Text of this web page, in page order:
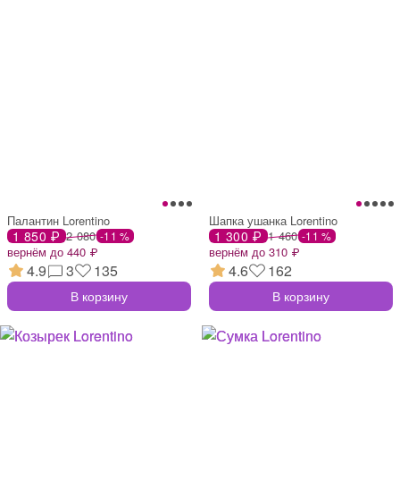
Палантин Lorentino
1 850 ₽ 2 080 -11 %
вернём до 440 ₽
4.9 3 135
В корзину
Шапка ушанка Lorentino
1 300 ₽ 1 460 -11 %
вернём до 310 ₽
4.6 162
В корзину